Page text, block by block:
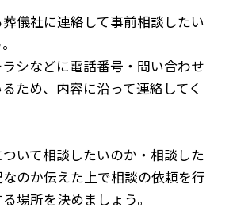
儀社に連絡して事前相談したい
シなどに電話番号・問い合わせ
ため、内容に沿って連絡してく
いて相談したいのか・相談した
のか伝えた上で相談の依頼を行
場所を決めましょう。